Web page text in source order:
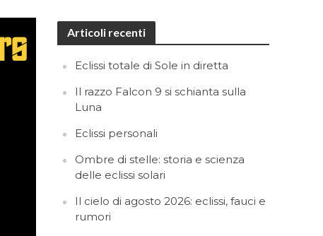
Articoli recenti
Eclissi totale di Sole in diretta
Il razzo Falcon 9 si schianta sulla
Luna
Eclissi personali
Ombre di stelle: storia e scienza
delle eclissi solari
Il cielo di agosto 2026: eclissi, fauci e
rumori